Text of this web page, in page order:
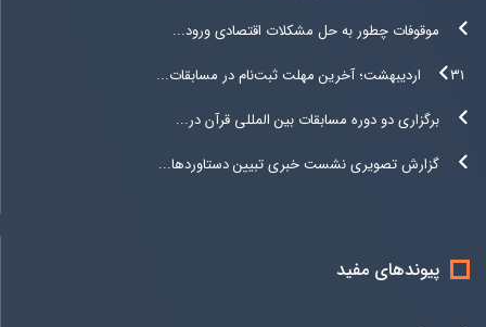
موقوفات چطور به حل مشکلات اقتصادی ورود...
۳۱ اردیبهشت؛ آخرین مهلت ثبت‌نام در مسابقات...
برگزاری دو دوره مسابقات بین المللی قرآن در...
گزارش تصویری نشست خبری تبیین دستاوردها...
پیوندهای مفید